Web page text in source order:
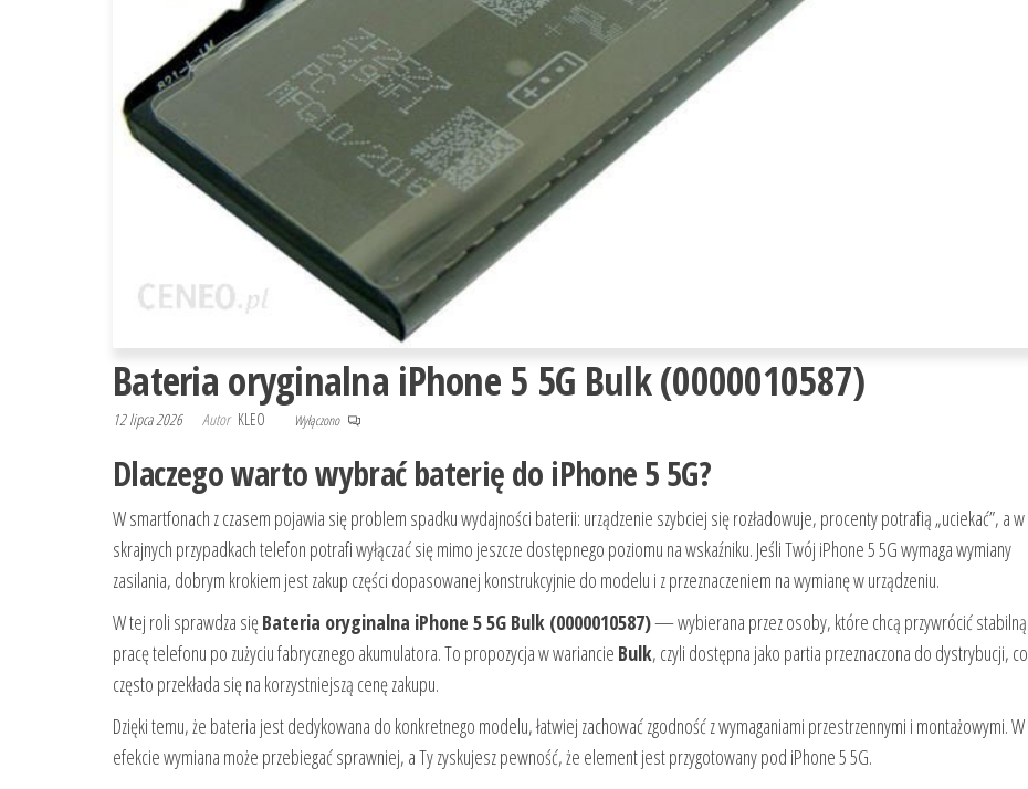
Bateria oryginalna iPhone 5 5G Bulk (0000010587)
12 lipca 2026 Autor KLEO Wyłączono
Dlaczego warto wybrać baterię do iPhone 5 5G?
W smartfonach z czasem pojawia się problem spadku wydajności baterii: urządzenie szybciej się rozładowuje, procenty potrafią „uciekać”, a w
skrajnych przypadkach telefon potrafi wyłączać się mimo jeszcze dostępnego poziomu na wskaźniku. Jeśli Twój iPhone 5 5G wymaga wymiany
zasilania, dobrym krokiem jest zakup części dopasowanej konstrukcyjnie do modelu i z przeznaczeniem na wymianę w urządzeniu.
W tej roli sprawdza sięBateria oryginalna iPhone 5 5G Bulk (0000010587)— wybierana przez osoby, które chcą przywrócić stabilną
pracę telefonu po zużyciu fabrycznego akumulatora. To propozycja w wariancie Bulk, czyli dostępna jako partia przeznaczona do dystrybucji, co
często przekłada się na korzystniejszą cenę zakupu.
Dzięki temu, że bateria jest dedykowana do konkretnego modelu, łatwiej zachować zgodność z wymaganiami przestrzennymi i montażowymi. W
efekcie wymiana może przebiegać sprawniej, a Ty zyskujesz pewność, że element jest przygotowany pod iPhone 5 5G.